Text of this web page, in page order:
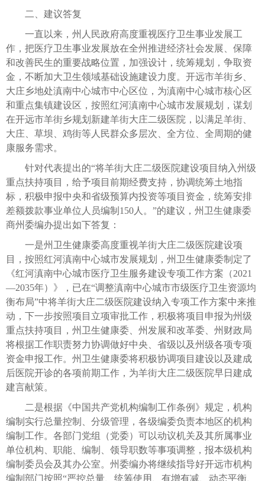
二、建议答复
一直以来，州人民政府高度重视医疗卫生事业发展工
作，把医疗卫生事业发展放在全州推进经济社会发展、保障
和改善民生的重要战略位置，加强设计，统筹规划，争取资
金，不断加大卫生领域基础设施建设力度。开远市羊街乡、
大庄乡地处滇南中心城市中心区位，为滇南中心城市核心区
和重点集镇建设区，按照红河滇南中心城市发展规划，谋划
在开远市羊街乡规划新建羊街大庄二级医院，以满足羊街、
大庄、草坝、鸡街等人民群众多层次、全方位、全周期的健
康服务需求。
针对代表提出的“将羊街大庄二级医院建设项目纳入州级
重点扶持项目，给予项目前期经费支持，协调统筹土地指
标，积极申报中央和省级预算内投资等项目资金，统筹安排
差额拨款事业单位人员编制150人。”的建议，州卫生健康委
商州委编办提出如下答复：
一是州卫生健康委高度重视羊街大庄二级医院建设项
目，按照红河滇南中心城市发展规划，州卫生健康委制定了
《红河滇南中心城市医疗卫生服务建设专项工作方案（2021
—2035年）》，已在“调整滇南中心城市市级医疗卫生资源均
衡布局”中将羊街大庄二级医院建设纳入专项工作方案中来推
动，下一步按照项目立项审批工作，积极将项目申报为州级
重点扶持项目，州卫生健康委、州发展和改革委、州财政局
将根据工作职责努力协调做好中央、省级以及州级各项专项
资金申报工作。州卫生健康委将积极协调项目建设以及建成
后医院开诊的各项前期工作，为羊街大庄二级医院早日建成
建言献策。
二是根据《中国共产党机构编制工作条例》规定，机构
编制实行总量控制、分级管理，各级编委负责本地区的机构
编制工作。各部门党组（党委）可以动议机关及其所属事业
单位机构、职能、编制、领导职数等事项调整，报本级机构
编制委员会及其办公室。州委编办将继续指导好开远市机构
编制部门按照“严控总量、统筹使用、有增有减、动态平衡、